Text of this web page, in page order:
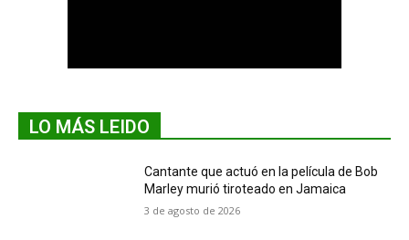
LO MÁS LEIDO
Cantante que actuó en la película de Bob
Marley murió tiroteado en Jamaica
3 de agosto de 2026